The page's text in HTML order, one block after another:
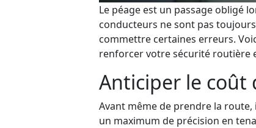
Le péage est un passage obligé
conducteurs ne sont pas
commettre certaines erreurs.
renforcer votre sécurité routière
Anticiper le
Avant même de prendre la
un maximum de précision en